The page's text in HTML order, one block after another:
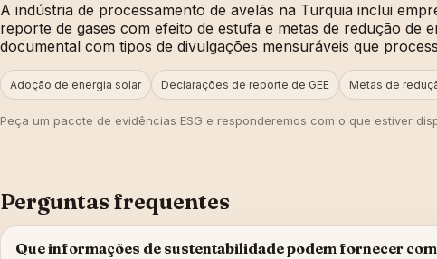
A indústria de processamento de avelãs na Turquia inclui
reporte de gases com efeito de estufa e metas de redução de
documental com tipos de divulgações mensuráveis que
Adoção de energia solar Declarações de reporte de GEE Metas de
Peça um pacote de evidências ESG e responderemos com o que estiver
Perguntas frequentes
Que informações de sustentabilidade podem fornecer